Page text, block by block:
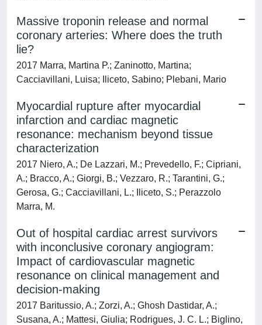
Massive troponin release and normal
coronary arteries: Where does the truth
lie?
2017 Marra, Martina P.; Zaninotto, Martina;
Cacciavillani, Luisa; Iliceto, Sabino; Plebani, Mario
Myocardial rupture after myocardial
infarction and cardiac magnetic
resonance: mechanism beyond tissue
characterization
2017 Niero, A.; De Lazzari, M.; Prevedello, F.; Cipriani,
A.; Bracco, A.; Giorgi, B.; Vezzaro, R.; Tarantini, G.;
Gerosa, G.; Cacciavillani, L.; Iliceto, S.; Perazzolo
Marra, M.
Out of hospital cardiac arrest survivors
with inconclusive coronary angiogram:
Impact of cardiovascular magnetic
resonance on clinical management and
decision-making
2017 Baritussio, A.; Zorzi, A.; Ghosh Dastidar, A.;
Susana, A.; Mattesi, Giulia; Rodrigues, J. C. L.; Biglino,